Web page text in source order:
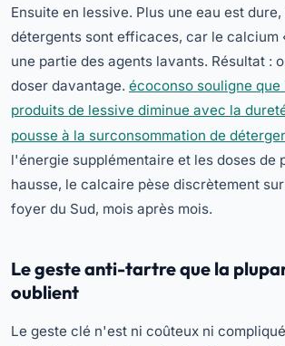
Ensuite en lessive. Plus une eau est
détergents sont efficaces, car le calcium
une partie des agents lavants. Résultat :
doser davantage. écoconso souligne
produits de lessive diminue avec la
pousse à la surconsommation de
l'énergie supplémentaire et les doses de
hausse, le calcaire pèse discrètement
foyer du Sud, mois après mois.
Le geste anti-tartre que la
oublient
Le geste clé n'est ni coûteux ni